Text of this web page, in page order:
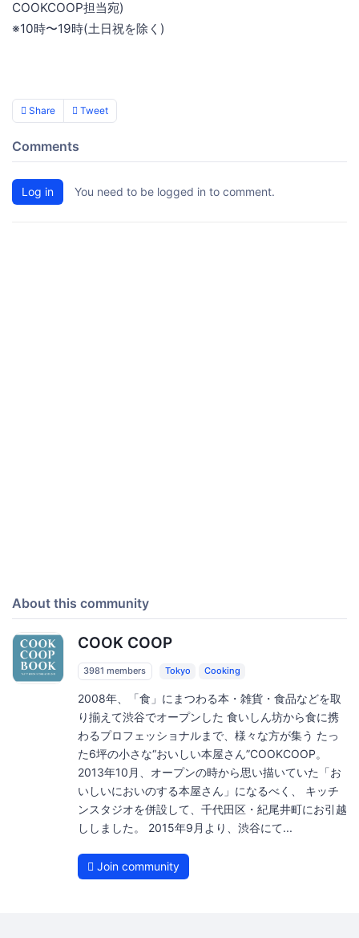
COOKCOOP担当宛)
※10時〜19時(土日祝を除く)
Share Tweet
Comments
Log in You need to be logged in to comment.
About this community
COOK COOP
3981 members Tokyo Cooking
2008年、「食」にまつわる本・雑貨・食品などを取
り揃えて渋谷でオープンした 食いしん坊から食に携
わるプロフェッショナルまで、様々な方が集う たっ
た6坪の小さな“おいしい本屋さん”COOKCOOP。
2013年10月、オープンの時から思い描いていた「お
いしいにおいのする本屋さん」になるべく、 キッチ
ンスタジオを併設して、千代田区・紀尾井町にお引越
ししました。 2015年9月より、渋谷にて...
Join community